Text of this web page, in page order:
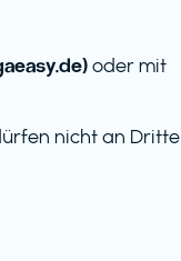
oder mit
nicht an Dritte